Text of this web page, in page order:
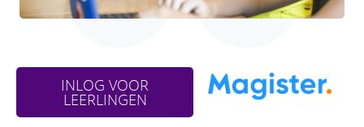
INLOG VOOR
LEERLINGEN